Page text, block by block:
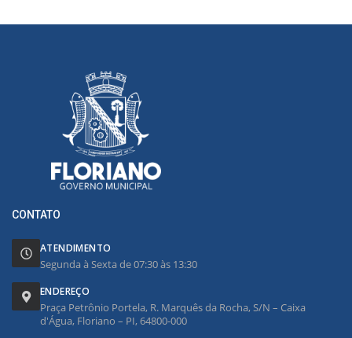
CONTATO
ATENDIMENTO
Segunda à Sexta de 07:30 às 13:30
ENDEREÇO
Praça Petrônio Portela, R. Marquês da Rocha, S/N – Caixa
d'Água, Floriano – PI, 64800-000